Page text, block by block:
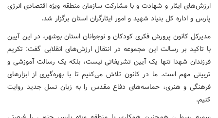
ارزش‌های ایثار و شهادت و با مشارکت سازمان منطقه ویژه اقتصادی انرژی
پارس و اداره کل بنیاد شهید و امور ایثارگران استان برگزار شد.
مدیرکل کانون پرورش فکری کودکان و نوجوانان استان بوشهر، در این آیین
با تاکید بر رسالت این مجموعه در انتقال ارزش‌های انقلابی گفت: تکریم
فرزندان شهدا تنها یک آیین تشریفاتی نیست، بلکه یک رسالت آموزشی و
تربیتی مهم است. ما در کانون تلاش می‌کنیم تا با بهره‌گیری از ابزارهای
فرهنگی و هنری، حماسه‌های دفاع مقدس را به زبان نسل جدید روایت
کنیم.